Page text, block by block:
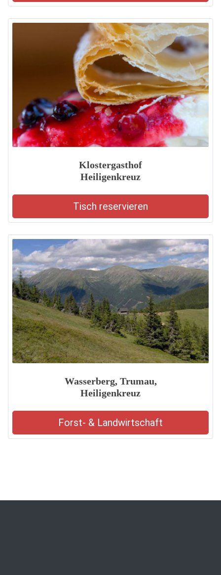
Klostergasthof
Heiligenkreuz
Tisch reservieren
Wasserberg, Trumau,
Heiligenkreuz
Forst- & Landwirtschaft